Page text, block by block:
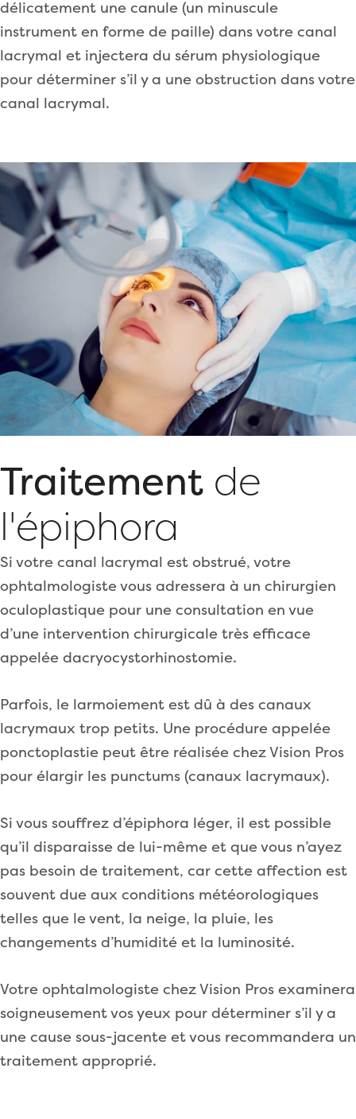
délicatement une canule (un minuscule
instrument en forme de paille) dans votre canal
lacrymal et injectera du sérum physiologique
pour déterminer s’il y a une obstruction dans votre
canal lacrymal.
Traitement de
l'épiphora
Si votre canal lacrymal est obstrué, votre
ophtalmologiste vous adressera à un chirurgien
oculoplastique pour une consultation en vue
d’une intervention chirurgicale très efficace
appelée dacryocystorhinostomie.
Parfois, le larmoiement est dû à des canaux
lacrymaux trop petits. Une procédure appelée
ponctoplastie peut être réalisée chez Vision Pros
pour élargir les punctums (canaux lacrymaux).
Si vous souffrez d’épiphora léger, il est possible
qu’il disparaisse de lui-même et que vous n’ayez
pas besoin de traitement, car cette affection est
souvent due aux conditions météorologiques
telles que le vent, la neige, la pluie, les
changements d’humidité et la luminosité.
Votre ophtalmologiste chez Vision Pros examinera
soigneusement vos yeux pour déterminer s’il y a
une cause sous-jacente et vous recommandera un
traitement approprié.